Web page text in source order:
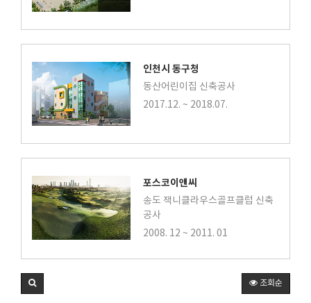
인천시 동구청
동산어린이집 신축공사
2017.12. ~ 2018.07.
포스코이앤씨
송도 잭니클라우스골프클럽 신축
공사
2008. 12 ~ 2011. 01
조회순